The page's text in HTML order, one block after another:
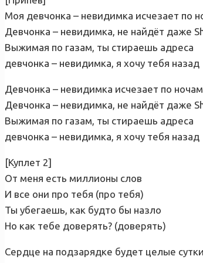
Моя девчонка – невидимка исчезает по
Девчонка – невидимка, не найдёт даже
Выжимая по газам, ты стираешь адреса
девчонка – невидимка, я хочу тебя назад
Девчонка – невидимка исчезает по ночам
Девчонка – невидимка, не найдёт даже
Выжимая по газам, ты стираешь адреса
девчонка – невидимка, я хочу тебя назад
[Куплет 2]
От меня есть миллионы слов
И все они про тебя (про тебя)
Ты убегаешь, как будто бы назло
Но как тебе доверять? (доверять)
Сердце на подзарядке будет целые сутки